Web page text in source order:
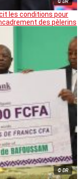
© DR
les conditions pour
des pèlerins
© DR